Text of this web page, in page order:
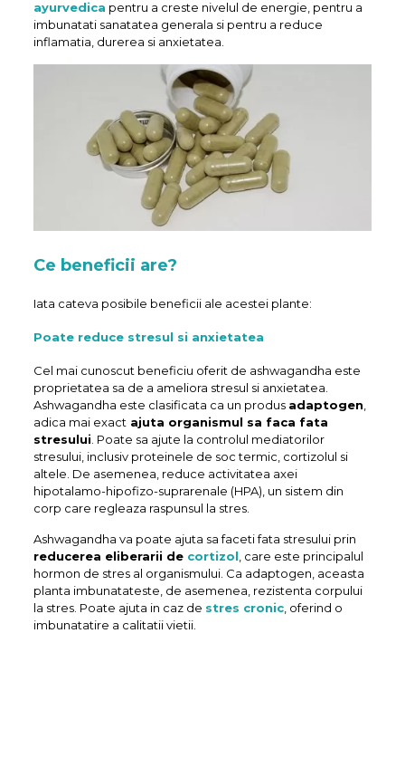
ayurvedica pentru a creste nivelul de energie, pentru a
imbunatati sanatatea generala si pentru a reduce
inflamatia, durerea si anxietatea.
Ce beneficii are?
Iata cateva posibile beneficii ale acestei plante:
Poate reduce stresul si anxietatea
Cel mai cunoscut beneficiu oferit de ashwagandha este
proprietatea sa de a ameliora stresul si anxietatea.
Ashwagandha este clasificata ca un produs adaptogen
adica mai exact ajuta organismul sa faca fata
stresului . Poate sa ajute la controlul mediatorilor
stresului, inclusiv proteinele de soc termic, cortizolul si
altele. De asemenea, reduce activitatea axei
hipotalamo-hipofizo-suprarenale (HPA), un sistem din
corp care regleaza raspunsul la stres.
Ashwagandha va poate ajuta sa faceti fata stresului prin
reducerea eliberarii de cortizol , care este principalul
hormon de stres al organismului. Ca adaptogen, aceasta
planta imbunatateste, de asemenea, rezistenta corpului
la stres. Poate ajuta in caz de stres cronic, oferind o
imbunatatire a calitatii vietii.